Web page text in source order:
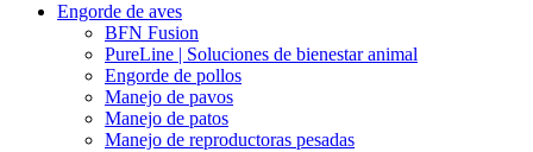
Engorde de aves
BFN Fusion
PureLine | Soluciones de bienestar animal
Engorde de pollos
Manejo de pavos
Manejo de patos
Manejo de reproductoras pesadas